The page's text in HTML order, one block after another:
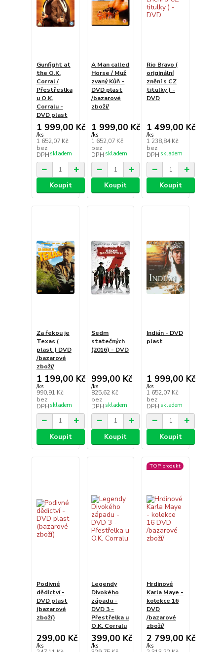
Gunfight at
the O.K.
Corral /
Přestřeslka
u O.K.
Corralu -
DVD plast
1 999,00 Kč
/ks
1 652,07 Kč
bez
DPH skladem
Koupit
A Man called
Horse / Muž
zvaný Kůň -
DVD plast
/bazarové
zboží/
1 999,00 Kč
/ks
1 652,07 Kč
bez
DPH skladem
Koupit
Rio Bravo (
originální
znění s CZ
titulky ) -
DVD
1 499,00 Kč
/ks
1 238,84 Kč
bez
DPH skladem
Koupit
Za řekou je
Texas (
plast ) DVD
/bazarové
zboží/
1 199,00 Kč
/ks
990,91 Kč
bez
DPH skladem
Koupit
Sedm
statečných
(2016) - DVD
999,00 Kč
/ks
825,62 Kč
bez
DPH skladem
Koupit
Indián - DVD
plast
1 999,00 Kč
/ks
1 652,07 Kč
bez
DPH skladem
Koupit
Podivné
dědictví -
DVD plast
(bazarové
zboží)
299,00 Kč
/ks
Legendy
Divokého
západu -
DVD 3 -
Přestřelka u
O.K. Corralu
399,00 Kč
/ks
TOP produkt
Hrdinové
Karla Maye -
kolekce 16
DVD
/bazarové
zboží/
2 799,00 Kč
/ks